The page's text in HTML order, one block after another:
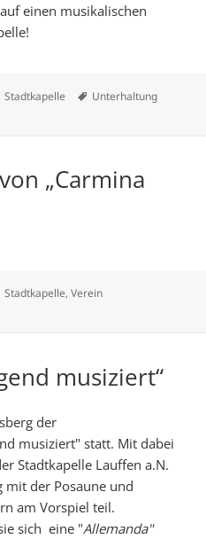
einen musikalischen
Kategorien
Stadtkapelle Schlagwörter
Unterhaltung
Frühschoppenkonzert am 20. März
„Carmina
Kategorien
Stadtkapelle,Verein
Kartenverkauf von „Carmina Burana“
musiziert“
der
musiziert" statt. Mit dabei
Stadtkapelle Lauffen a.N.
mit der Posaune und
am Vorspiel teil.
sich eine "Allemanda"